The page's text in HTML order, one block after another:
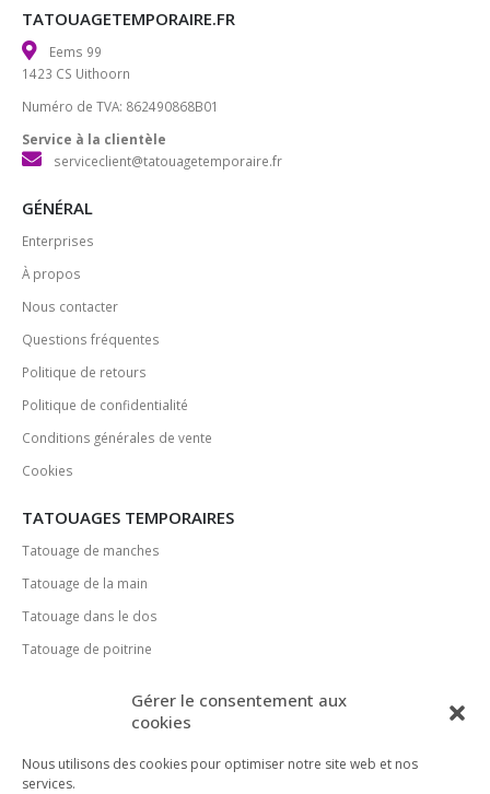
Gérer le consentement aux
cookies
Nous utilisons des cookies pour optimiser notre site web et nos
services.
TATOUAGETEMPORAIRE.FR
Eems 99
1423 CS Uithoorn
Numéro de TVA: 862490868B01
Service à la clientèle
serviceclient@tatouagetemporaire.fr
GÉNÉRAL
Enterprises
À propos
Nous contacter
Questions fréquentes
Politique de retours
Politique de confidentialité
Conditions générales de vente
Cookies
TATOUAGES TEMPORAIRES
Tatouage de manches
Tatouage de la main
Tatouage dans le dos
Tatouage de poitrine
MÉDIAS SOCIAUX